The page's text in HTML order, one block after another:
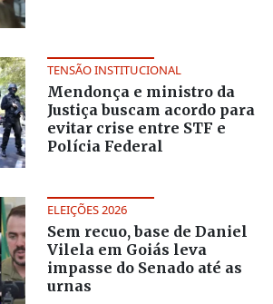
TENSÃO INSTITUCIONAL
Mendonça e ministro da
Justiça buscam acordo para
evitar crise entre STF e
Polícia Federal
ELEIÇÕES 2026
Sem recuo, base de Daniel
Vilela em Goiás leva
impasse do Senado até as
urnas